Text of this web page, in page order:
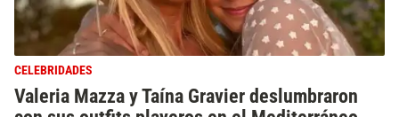
CELEBRIDADES
Valeria Mazza y Taína Gravier deslumbraron